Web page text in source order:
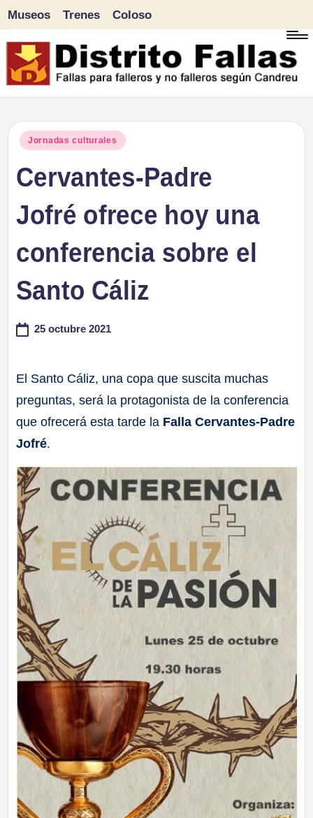
Saltar
al
Museos Trenes Coloso
Publicado
Jornadas culturales
Cervantes-Padre
Jofré ofrece hoy una
conferencia sobre el
Santo Cáliz
25 octubre 2021
El Santo Cáliz, una copa que suscita muchas
preguntas, será la protagonista de la conferencia
que ofrecerá esta tarde la Falla Cervantes-Padre
Jofré.